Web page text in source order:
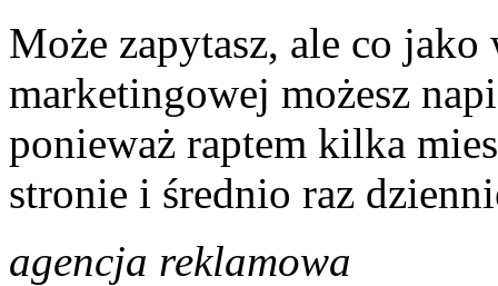
Może zapytasz, ale co jako
marketingowej możesz
ponieważ raptem kilka
stronie i średnio raz
agencja reklamowa